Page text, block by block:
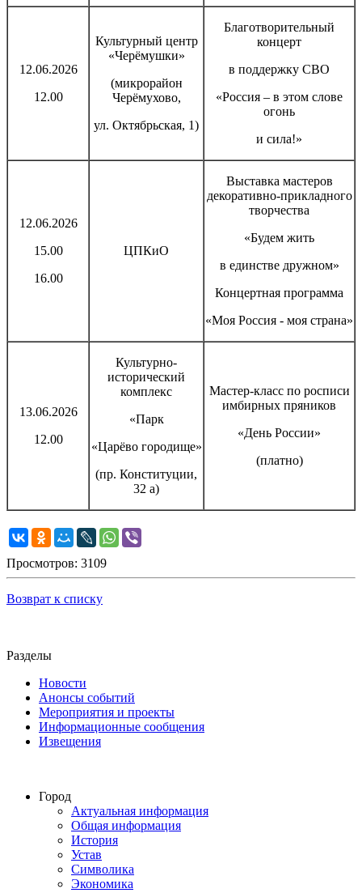
12.06.2026
12.00
Культурный центр
«Черёмушки»
(микрорайон
Черёмухово,
ул. Октябрьская, 1)
Благотворительный
концерт
в поддержку СВО
«Россия – в этом слове
огонь
и сила!»
12.06.2026
15.00
16.00
ЦПКиО
Выставка мастеров
декоративно-прикладного
творчества
«Будем жить
в единстве дружном»
Концертная программа
«Моя Россия - моя страна»
13.06.2026
12.00
Культурно-
исторический
комплекс
«Парк
«Царёво городище»
(пр. Конституции,
32 а)
Мастер-класс по росписи
имбирных пряников
«День России»
(платно)
Просмотров: 3109
Возврат к списку
Разделы
Новости
Анонсы событий
Мероприятия и проекты
Информационные сообщения
Извещения
Город
Актуальная информация
Общая информация
История
Устав
Символика
Экономика